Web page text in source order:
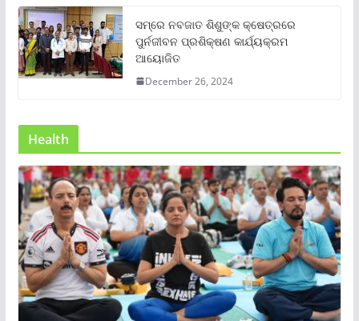
ସମ୍‌ରେ ନବଜାତ ଶିଶୁଙ୍କ କ୍ଷେତ୍ରରେ
ପୁର୍ନଜୀବନ ପ୍ରଶିକ୍ଷଣ କାର୍ଯ୍ୟକ୍ରମ
ଆୟୋଜିତ
December 26, 2024
Health